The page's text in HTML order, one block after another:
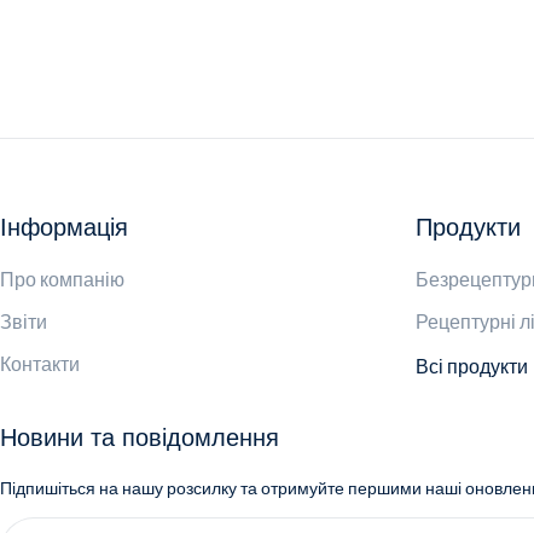
Інформація
Про компанію
Звіти
Контакти
Продукти
Рецептурні
Всі продукти
Новини та повідомлення
Підпишіться на нашу розсилку та отримуйте першими наші